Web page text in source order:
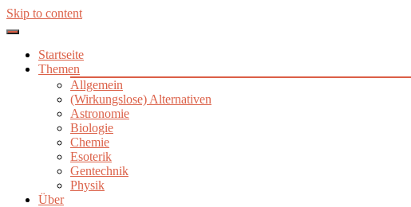
Skip to content
Startseite
Themen
Allgemein
(Wirkungslose) Alternativen
Astronomie
Biologie
Chemie
Esoterik
Gentechnik
Physik
Über